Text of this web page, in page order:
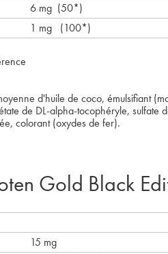
6 mg (50*)
1 mg (100*)
d'huile de coco, émulsifiant
de DL-alpha-tocophéryle,
colorant (oxydes de fer).
Gold Black
15 mg